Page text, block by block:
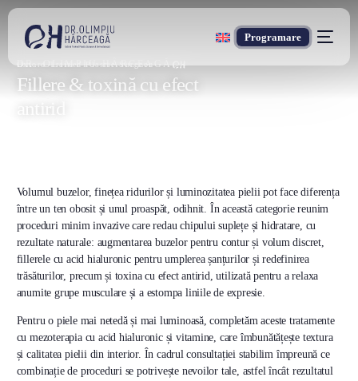
Programare
DR. OLIMPIU HÂRCEAGĂ
Oxford Trained Plastic Surgeon
Fillere & toxină cu efect
Volumul buzelor, finețea ridurilor și luminozitatea pielii pot face diferența
între un ten obosit și unul proaspăt, odihnit. În această categorie reunim
proceduri minim invazive care redau chipului suplețe și hidratare, cu
rezultate naturale: augmentarea buzelor pentru contur și volum discret,
fillerele cu acid hialuronic pentru umplerea șanțurilor și redefinirea
trăsăturilor, precum și toxina cu efect antirid, utilizată pentru a relaxa
anumite grupe musculare și a estompa liniile de expresie.
Pentru o piele mai netedă și mai luminoasă, completăm aceste tratamente
cu mezoterapia cu acid hialuronic și vitamine, care îmbunătățește textura
și calitatea pielii din interior. În cadrul consultației stabilim împreună ce
combinație de proceduri se potrivește nevoilor tale, astfel încât rezultatul